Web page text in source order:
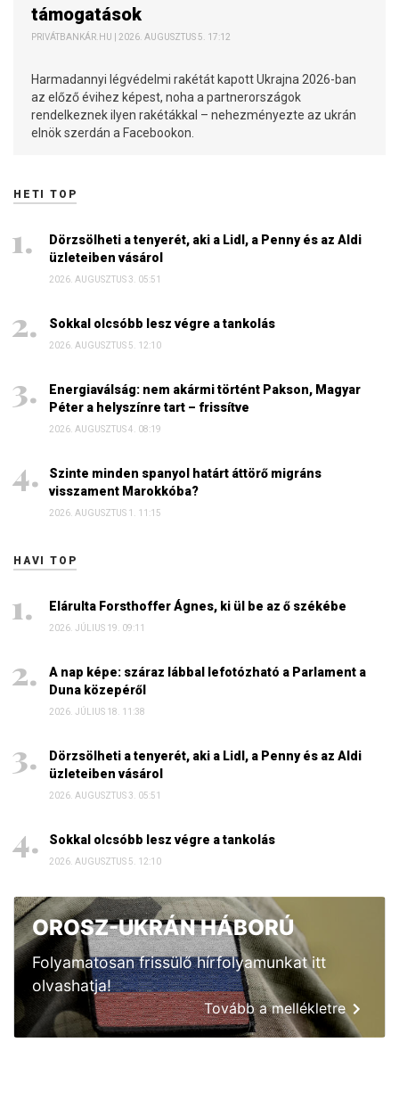
támogatások
PRIVÁTBANKÁR.HU | 2026. AUGUSZTUS 5. 17:12
Harmadannyi légvédelmi rakétát kapott Ukrajna 2026-ban
az előző évihez képest, noha a partnerországok
rendelkeznek ilyen rakétákkal – nehezményezte az ukrán
elnök szerdán a Facebookon.
HETI TOP
Dörzsölheti a tenyerét, aki a Lidl, a Penny és az Aldi
üzleteiben vásárol
2026. AUGUSZTUS 3. 05:51
Sokkal olcsóbb lesz végre a tankolás
2026. AUGUSZTUS 5. 12:10
Energiaválság: nem akármi történt Pakson, Magyar
Péter a helyszínre tart – frissítve
2026. AUGUSZTUS 4. 08:19
Szinte minden spanyol határt áttörő migráns
visszament Marokkóba?
2026. AUGUSZTUS 1. 11:15
HAVI TOP
Elárulta Forsthoffer Ágnes, ki ül be az ő székébe
2026. JÚLIUS 19. 09:11
A nap képe: száraz lábbal lefotózható a Parlament a
Duna közepéről
2026. JÚLIUS 18. 11:38
Dörzsölheti a tenyerét, aki a Lidl, a Penny és az Aldi
üzleteiben vásárol
2026. AUGUSZTUS 3. 05:51
Sokkal olcsóbb lesz végre a tankolás
2026. AUGUSZTUS 5. 12:10
OROSZ-UKRÁN HÁBORÚ
Folyamatosan frissülő hírfolyamunkat itt
olvashatja!
Tovább a mellékletre